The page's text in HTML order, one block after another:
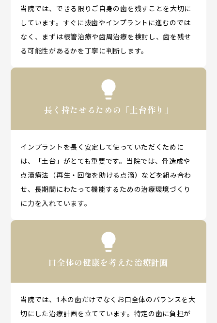
当院では、できる限りご自身の歯を残すことを大切に
しています。すぐに抜歯やインプラントに進むのでは
なく、まずは根管治療や歯周治療を検討し、歯を残せ
る可能性があるかを丁寧に判断します。
長く持たせるための「土台作り」
インプラントを長く安定して使っていただくために
は、「土台」がとても重要です。当院では、骨造成や
点滴療法（再生・回復を助ける点滴）などを組み合わ
せ、長期間にわたって機能するための治療環境づくり
に力を入れています。
口全体の健康を考えた治療計画
当院では、1本の歯だけでなくお口全体のバランスを大
切にした治療計画を立てています。特定の歯に負担が